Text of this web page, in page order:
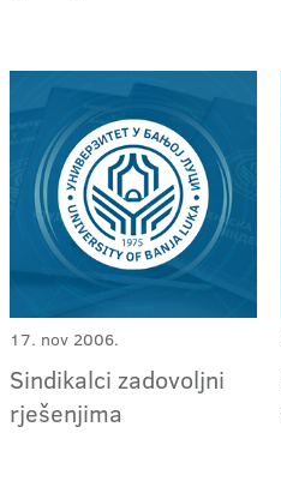
17. nov 2006.
Sindikalci zadovoljni
rješenjima